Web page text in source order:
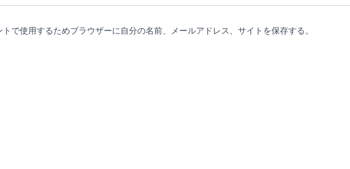
トで使用するためブラウザーに自分の名前、メールアドレス、サイトを保存する。